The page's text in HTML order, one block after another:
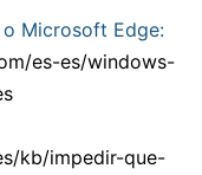
Microsoft Edge:
es-es/windows-
kb/impedir-que-